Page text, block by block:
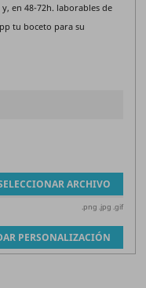
en 48-72h. laborables de
tu boceto para su
ARCHIVO
.png .jpg .gif
PERSONALIZACIÓN